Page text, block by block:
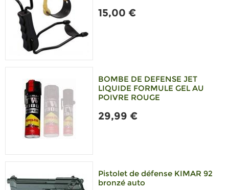
15,00 €
BOMBE DE DEFENSE JET
LIQUIDE FORMULE GEL AU
POIVRE ROUGE
29,99 €
Pistolet de défense KIMAR 92
bronzé auto